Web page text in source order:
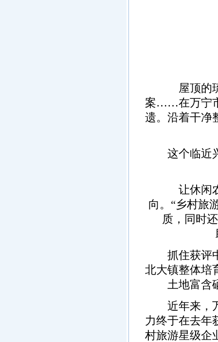
屋顶的琉
案……在万宁
遗。沿着干净
这个临近兴
让休闲农
向。“乡村旅
质，同时
抓住获评中
北大镇整体培
土地富含
近年来，万
力终于在去
村旅游星级企